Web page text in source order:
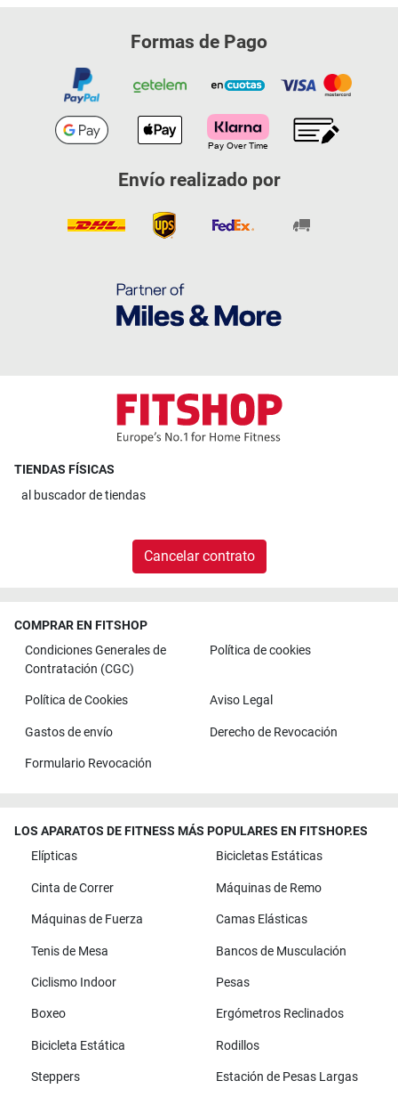
Formas de Pago
Envío realizado por
TIENDAS FÍSICAS
al buscador de tiendas
Cancelar contrato
COMPRAR EN FITSHOP
Condiciones Generales de
Contratación (CGC)
Política de cookies
Política de Cookies Aviso Legal
Gastos de envío Derecho de Revocación
Formulario Revocación
LOS APARATOS DE FITNESS MÁS POPULARES EN FITSHOP.ES
Elípticas
Bicicletas Estáticas
Cinta de Correr Máquinas de Remo
Máquinas de Fuerza Camas Elásticas
Tenis de Mesa Bancos de Musculación
Ciclismo Indoor Pesas
Boxeo Ergómetros Reclinados
Bicicleta Estática Rodillos
Steppers Estación de Pesas Largas